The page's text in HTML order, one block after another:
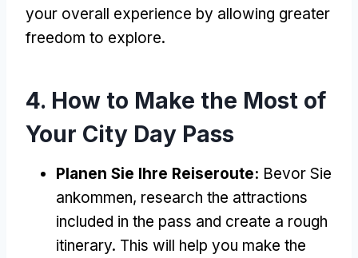
your overall experience by allowing greater
freedom to explore.
4. How to Make the Most of
Your City Day Pass
Planen Sie Ihre Reiseroute: Bevor Sie
ankommen, research the attractions
included in the pass and create a rough
itinerary. This will help you make the